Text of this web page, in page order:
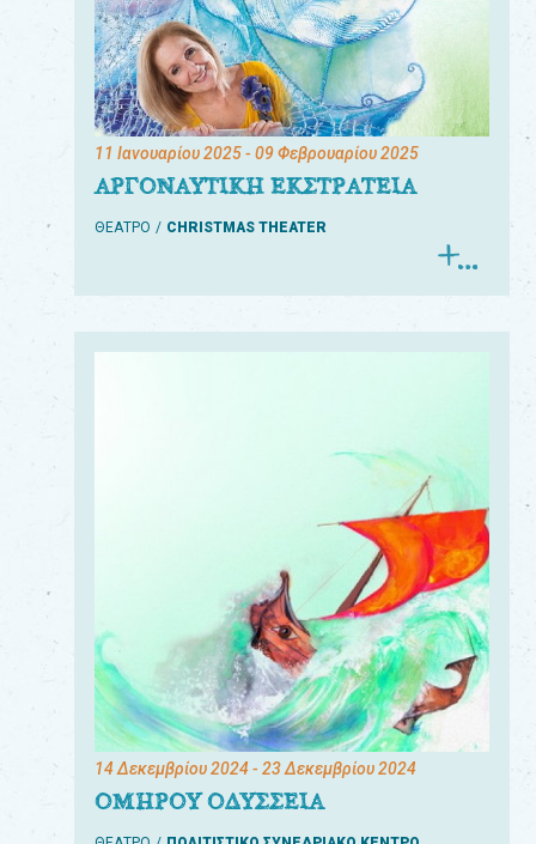
11 Ιανουαρίου 2025- 09 Φεβρουαρίου 2025
ΑΡΓΟΝΑΥΤΙΚΗ ΕΚΣΤΡΑΤΕΙΑ
ΘΕΑΤΡΟ CHRISTMAS THEATER
14 Δεκεμβρίου 2024- 23 Δεκεμβρίου 2024
ΟΜΗΡΟΥ ΟΔΥΣΣΕΙΑ